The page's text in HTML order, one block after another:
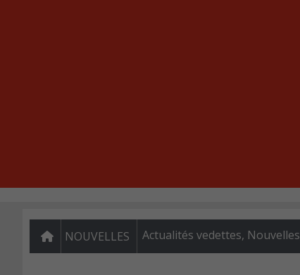
NOUVELLES Actualités vedettes, Nouvelles